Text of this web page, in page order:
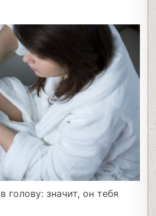
голову: значит, он тебя